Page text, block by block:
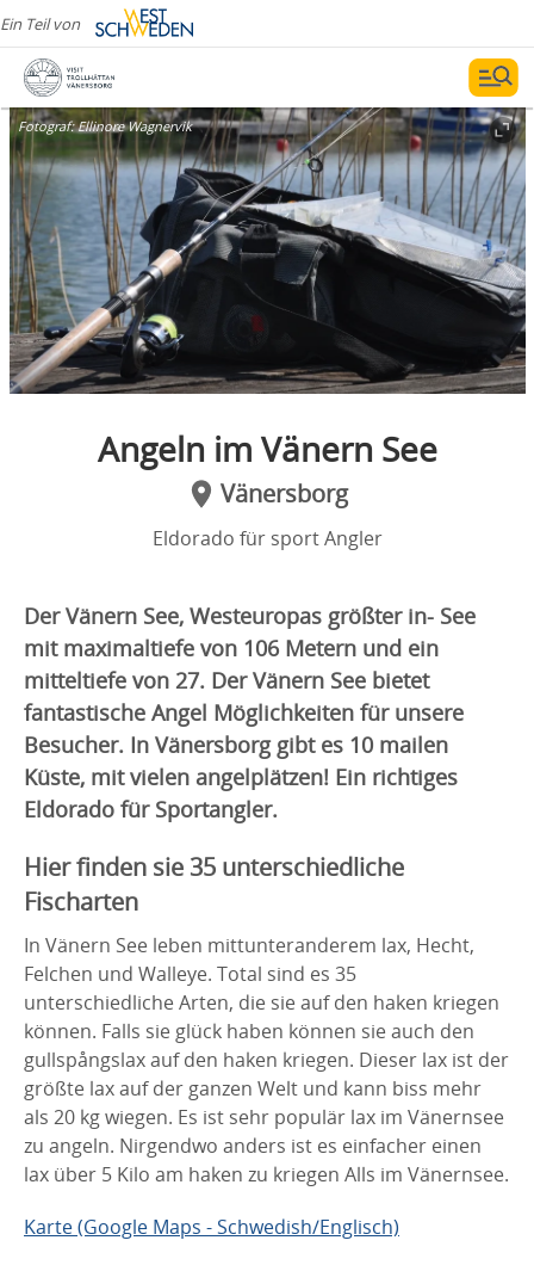
Ein Teil von
Fotograf:Ellinore Wagnervik
Angeln im Vänern See
Vänersborg
Eldorado für sport Angler
Der Vänern See, Westeuropas größter in- See
mit maximaltiefe von 106 Metern und ein
mitteltiefe von 27. Der Vänern See bietet
fantastische Angel Möglichkeiten für unsere
Besucher. In Vänersborg gibt es 10 mailen
Küste, mit vielen angelplätzen! Ein richtiges
Eldorado für Sportangler.
Hier finden sie 35 unterschiedliche
Fischarten
In Vänern See leben mittunteranderem lax, Hecht,
Felchen und Walleye. Total sind es 35
unterschiedliche Arten, die sie auf den haken kriegen
können. Falls sie glück haben können sie auch den
gullspångslax auf den haken kriegen. Dieser lax ist der
größte lax auf der ganzen Welt und kann biss mehr
als 20 kg wiegen. Es ist sehr populär lax im Vänernsee
zu angeln. Nirgendwo anders ist es einfacher einen
lax über 5 Kilo am haken zu kriegen Alls im Vänernsee.
Karte (Google Maps - Schwedish/Englisch)